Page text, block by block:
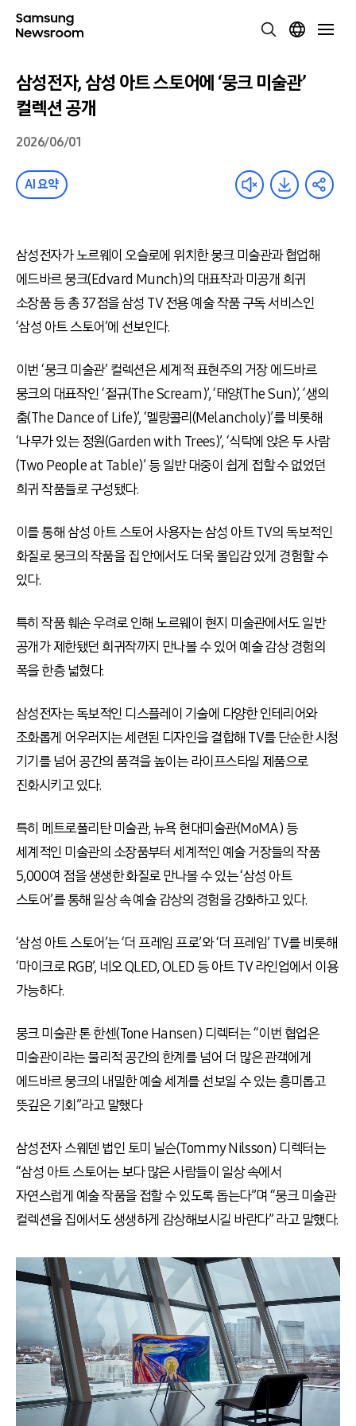
삼성전자, 삼성 아트 스토어에 ‘뭉크 미술관’
컬렉션 공개
2026/06/01
AI 요약
삼성전자가 노르웨이 오슬로에 위치한 뭉크 미술관과 협업해
에드바르 뭉크(Edvard Munch)의 대표작과 미공개 희귀
소장품 등 총 37점을 삼성 TV 전용 예술 작품 구독 서비스인
‘삼성 아트 스토어’에 선보인다.
이번 ‘뭉크 미술관’ 컬렉션은 세계적 표현주의 거장 에드바르
뭉크의 대표작인 ‘절규(The Scream)’, ‘태양(The Sun)’, ‘생의
춤(The Dance of Life)’, ‘멜랑콜리(Melancholy)’를 비롯해
‘나무가 있는 정원(Garden with Trees)’, ‘식탁에 앉은 두 사람
(Two People at Table)’ 등 일반 대중이 쉽게 접할 수 없었던
희귀 작품들로 구성됐다.
이를 통해 삼성 아트 스토어 사용자는 삼성 아트 TV의 독보적인
화질로 뭉크의 작품을 집 안에서도 더욱 몰입감 있게 경험할 수
있다.
특히 작품 훼손 우려로 인해 노르웨이 현지 미술관에서도 일반
공개가 제한됐던 희귀작까지 만나볼 수 있어 예술 감상 경험의
폭을 한층 넓혔다.
삼성전자는 독보적인 디스플레이 기술에 다양한 인테리어와
조화롭게 어우러지는 세련된 디자인을 결합해 TV를 단순한 시청
기기를 넘어 공간의 품격을 높이는 라이프스타일 제품으로
진화시키고 있다.
특히 메트로폴리탄 미술관, 뉴욕 현대미술관(MoMA) 등
세계적인 미술관의 소장품부터 세계적인 예술 거장들의 작품
5,000여 점을 생생한 화질로 만나볼 수 있는 ‘삼성 아트
스토어’를 통해 일상 속 예술 감상의 경험을 강화하고 있다.
‘삼성 아트 스토어’는 ‘더 프레임 프로’와 ‘더 프레임’ TV를 비롯해
‘마이크로 RGB’, 네오 QLED, OLED 등 아트 TV 라인업에서 이용
가능하다.
뭉크 미술관 톤 한센(Tone Hansen) 디렉터는 “이번 협업은
미술관이라는 물리적 공간의 한계를 넘어 더 많은 관객에게
에드바르 뭉크의 내밀한 예술 세계를 선보일 수 있는 흥미롭고
뜻깊은 기회”라고 말했다
삼성전자 스웨덴 법인 토미 닐슨(Tommy Nilsson) 디렉터는
“삼성 아트 스토어는 보다 많은 사람들이 일상 속에서
자연스럽게 예술 작품을 접할 수 있도록 돕는다”며 “뭉크 미술관
컬렉션을 집에서도 생생하게 감상해보시길 바란다” 라고 말했다.